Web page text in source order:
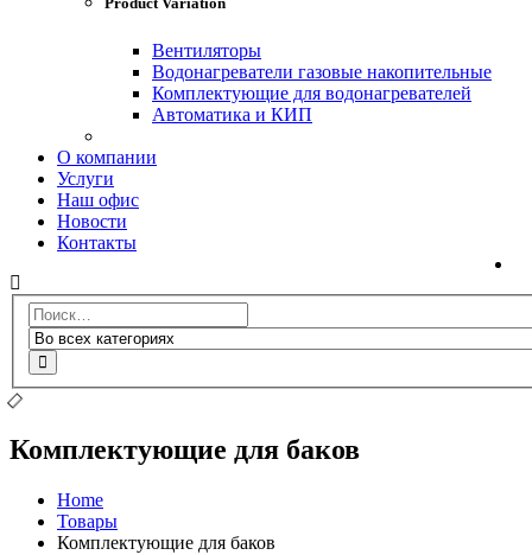
Вентиляторы
Водонагреватели газовые накопительные
Комплектующие для водонагревателей
Автоматика и КИП
О компании
Услуги
Наш офис
Новости
Контакты
Комплектующие для баков
Home
Товары
Комплектующие для баков